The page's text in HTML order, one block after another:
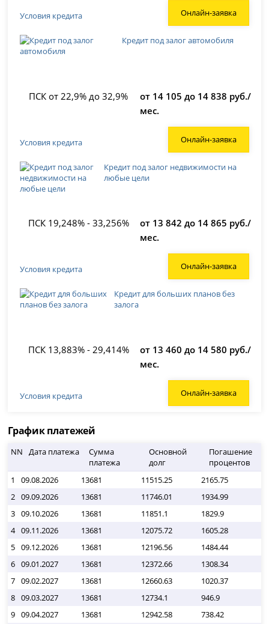
Условия кредита Онлайн-заявка
Кредит под залог автомобиля
ПСК от 22,9% до 32,9%
от 14 105 до 14 838 руб./
мес.
Условия кредита Онлайн-заявка
Кредит под залог недвижимости на
любые цели
ПСК 19,248% - 33,256%
от 13 842 до 14 865 руб./
мес.
Условия кредита Онлайн-заявка
Кредит для больших планов без
залога
ПСК 13,883% - 29,414%
от 13 460 до 14 580 руб./
мес.
Условия кредита Онлайн-заявка
График платежей
NN Дата платежа
Сумма
платежа
Основной
долг
Погашение
процентов
1
09.08.2026 13681 11515.25 2165.75
2 09.09.2026 13681 11746.01 1934.99
3 09.10.2026 13681 11851.1 1829.9
4 09.11.2026 13681 12075.72 1605.28
5 09.12.2026 13681 12196.56 1484.44
6 09.01.2027 13681 12372.66 1308.34
7 09.02.2027 13681 12660.63 1020.37
8 09.03.2027 13681 12734.1 946.9
9 09.04.2027 13681 12942.58 738.42